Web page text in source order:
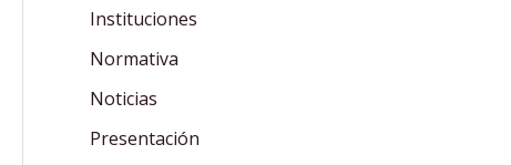
Instituciones
Normativa
Noticias
Presentación